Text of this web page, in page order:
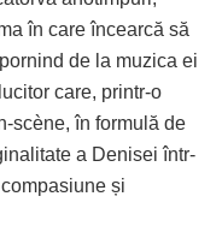
în care încearcă să
de la muzica ei
care, printr-o
scène, în formulă de
a Denisei într-
și